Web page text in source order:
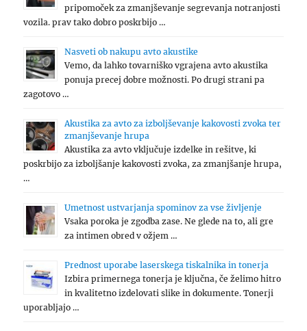
pripomoček za zmanjševanje segrevanja notranjosti
vozila. prav tako dobro poskrbijo …
Nasveti ob nakupu avto akustike
Vemo, da lahko tovarniško vgrajena avto akustika
ponuja precej dobre možnosti. Po drugi strani pa
zagotovo …
Akustika za avto za izboljševanje kakovosti zvoka ter
zmanjševanje hrupa
Akustika za avto vključuje izdelke in rešitve, ki
poskrbijo za izboljšanje kakovosti zvoka, za zmanjšanje hrupa,
…
Umetnost ustvarjanja spominov za vse življenje
Vsaka poroka je zgodba zase. Ne glede na to, ali gre
za intimen obred v ožjem …
Prednost uporabe laserskega tiskalnika in tonerja
Izbira primernega tonerja je ključna, če želimo hitro
in kvalitetno izdelovati slike in dokumente. Tonerji
uporabljajo …